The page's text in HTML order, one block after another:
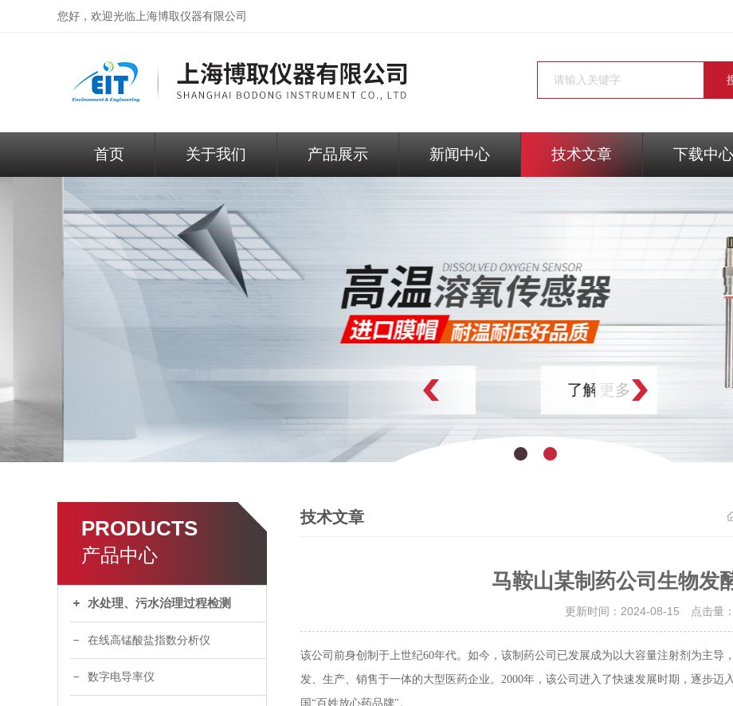
您好，欢迎光临上海博取仪器有限公司
首页 关于我们 产品展示 新闻中心 技术文章 下载中心
PRODUCTS
产品中心
水处理、污水治理过程检测
在线高锰酸盐指数分析仪
数字电导率仪
技术文章
马鞍山某制药公司生物发
更新时间：2024-08-15 点击量：
该公司前身创制于上世纪60年代。如今，该制药公司已发展成为以大容量注射剂为主
发、生产、销售于一体的大型医药企业。2000年，该公司进入了快速发展时期，逐步迈
国“百姓放心药品牌"。